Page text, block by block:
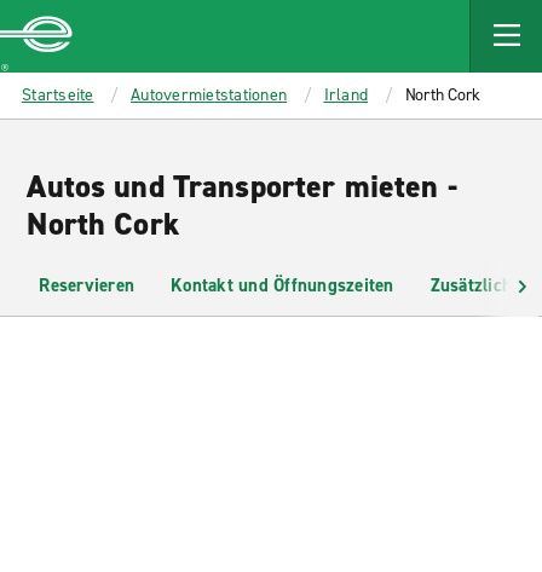
MAIN
CONTENT
Enterprise
Startseite Autovermietstationen Irland North Cork
Autos und Transporter mieten -
North Cork
Reservieren Kontakt und Öffnungszeiten Zusätzliche